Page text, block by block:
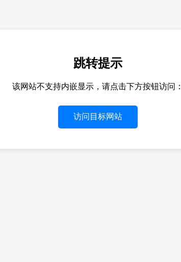
跳转提示
该网站不支持内嵌显示，请点击下方按钮访问：
访问目标网站